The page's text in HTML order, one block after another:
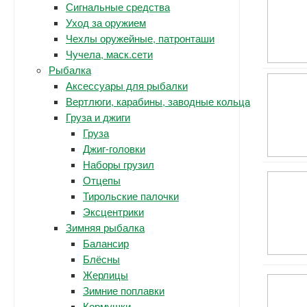
Сигнальные средства
Уход за оружием
Чехлы оружейные, патронташи
Чучела, маск.сети
Рыбалка
Аксессуары для рыбалки
Вертлюги, карабины, заводные кольца
Груза и джиги
Груза
Джиг-головки
Наборы грузил
Отцепы
Тирольские палочки
Эксцентрики
Зимняя рыбалка
Балансир
Блёсны
Жерлицы
Зимние поплавки